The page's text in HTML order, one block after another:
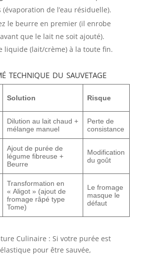
de l’eau résiduelle).
le beurre en premier (il enrobe
que le lait ne soit ajouté).
liquide (lait/crème) à la toute fin.
technique du sauvetage
Solution Risque
Dilution au lait chaud +
mélange manuel
Perte de
consistance
Ajout de purée de
légume fibreuse +
Beurre
Modification
du goût
Transformation en
« Aligot » (ajout de
fromage râpé type
Tome)
Le fromage
masque le
défaut
Culinaire : Si votre purée est
pour être sauvée,